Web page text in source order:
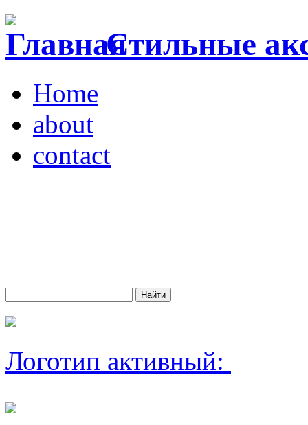
Стильные
Home
about
contact
Логотип активный: